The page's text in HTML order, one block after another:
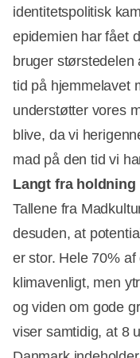
identitetspolitisk
epidemien har fået
bruger størstedelen
tid på hjemmelavet
understøtter vores
blive, da vi
mad på den tid vi
Langt fra
Tallene fra
desuden, at
er stor. Hele 70%
klimavenligt, men
og viden om gode
viser samtidig, at 8